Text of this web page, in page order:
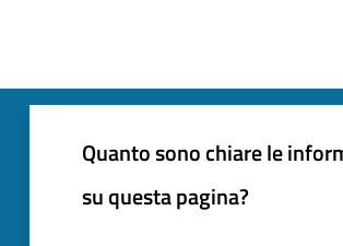
Quanto sono chiare le
su questa pagina?